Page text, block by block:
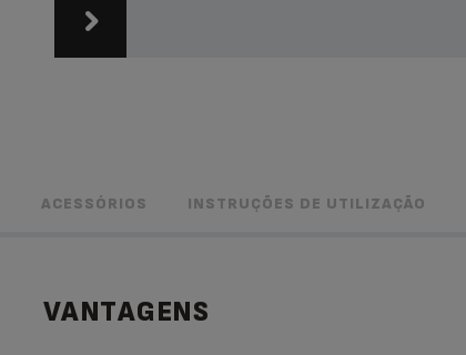
ACESSÓRIOS INSTRUÇÕES DE UTILIZAÇÃO
VANTAGENS